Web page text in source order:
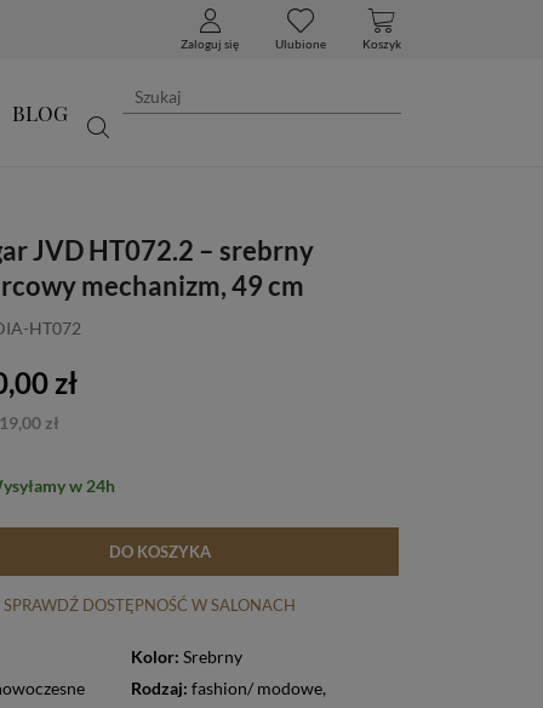
Zaloguj się Ulubione Koszyk
BLOG
JVD HT072.2 – srebrny
mechanizm, 49 cm
HT072
zł
zł
w 24h
DO KOSZYKA
SPRAWDŹ DOSTĘPNOŚĆ W SALONACH
Kolor: Srebrny
Rodzaj:fashion/ modowe,